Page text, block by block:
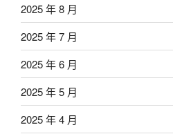
2025 年 8 月
2025 年 7 月
2025 年 6 月
2025 年 5 月
2025 年 4 月